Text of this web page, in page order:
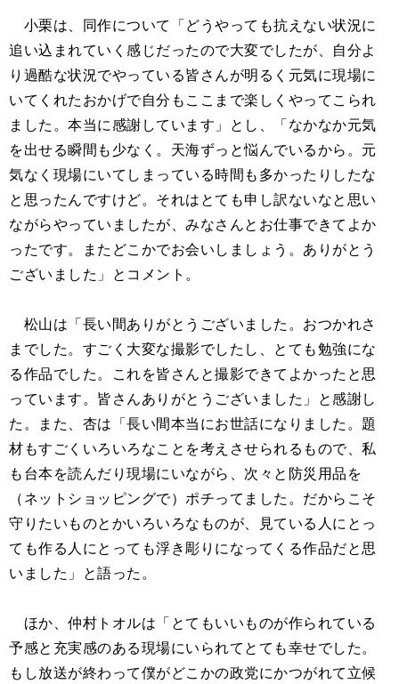
小栗は、同作について「どうやっても抗えない状況に
追い込まれていく感じだったので大変でしたが、自分よ
り過酷な状況でやっている皆さんが明るく元気に現場に
いてくれたおかげで自分もここまで楽しくやってこられ
ました。本当に感謝しています」とし、「なかなか元気
を出せる瞬間も少なく。天海ずっと悩んでいるから。元
気なく現場にいてしまっている時間も多かったりしたな
と思ったんですけど。それはとても申し訳ないなと思い
ながらやっていましたが、みなさんとお仕事できてよか
ったです。またどこかでお会いしましょう。ありがとう
ございました」とコメント。
松山は「長い間ありがとうございました。おつかれさ
までした。すごく大変な撮影でしたし、とても勉強にな
る作品でした。これを皆さんと撮影できてよかったと思
っています。皆さんありがとうございました」と感謝し
た。また、杏は「長い間本当にお世話になりました。題
材もすごくいろいろなことを考えさせられるもので、私
も台本を読んだり現場にいながら、次々と防災用品を
（ネットショッピングで）ポチってました。だからこそ
守りたいものとかいろいろなものが、見ている人にとっ
ても作る人にとっても浮き彫りになってくる作品だと思
いました」と語った。
ほか、仲村トオルは「とてもいいものが作られている
予感と充実感のある現場にいられてとても幸せでした。
もし放送が終わって僕がどこかの政党にかつがれて立候